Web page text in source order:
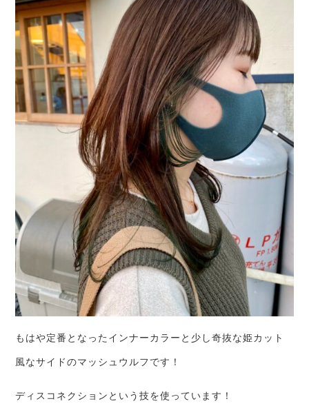
もはや定番となったインナーカラーと少し奇抜な姫カット
風なサイドのマッシュウルフです！
ディスコネクションという技を使っています！